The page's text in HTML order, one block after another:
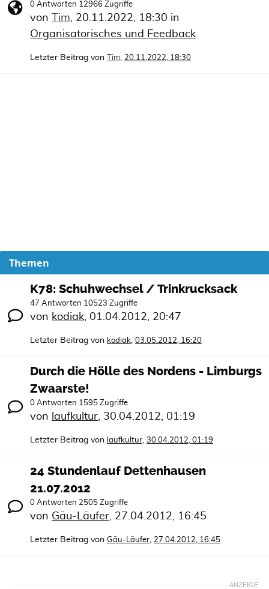
0 Antworten 12966 Zugriffe
von Tim, 20.11.2022, 18:30 in
Organisatorisches und Feedback
Letzter Beitrag von Tim, 20.11.2022, 18:30
Themen
K78: Schuhwechsel / Trinkrucksack
47 Antworten 10523 Zugriffe
von kodiak, 01.04.2012, 20:47
Letzter Beitrag von kodiak, 03.05.2012, 16:20
Durch die Hölle des Nordens - Limburgs
Zwaarste!
0 Antworten 1595 Zugriffe
von laufkultur, 30.04.2012, 01:19
Letzter Beitrag von laufkultur, 30.04.2012, 01:19
24 Stundenlauf Dettenhausen
21.07.2012
0 Antworten 2505 Zugriffe
von Gäu-Läufer, 27.04.2012, 16:45
Letzter Beitrag von Gäu-Läufer, 27.04.2012, 16:45
ANZEIGE